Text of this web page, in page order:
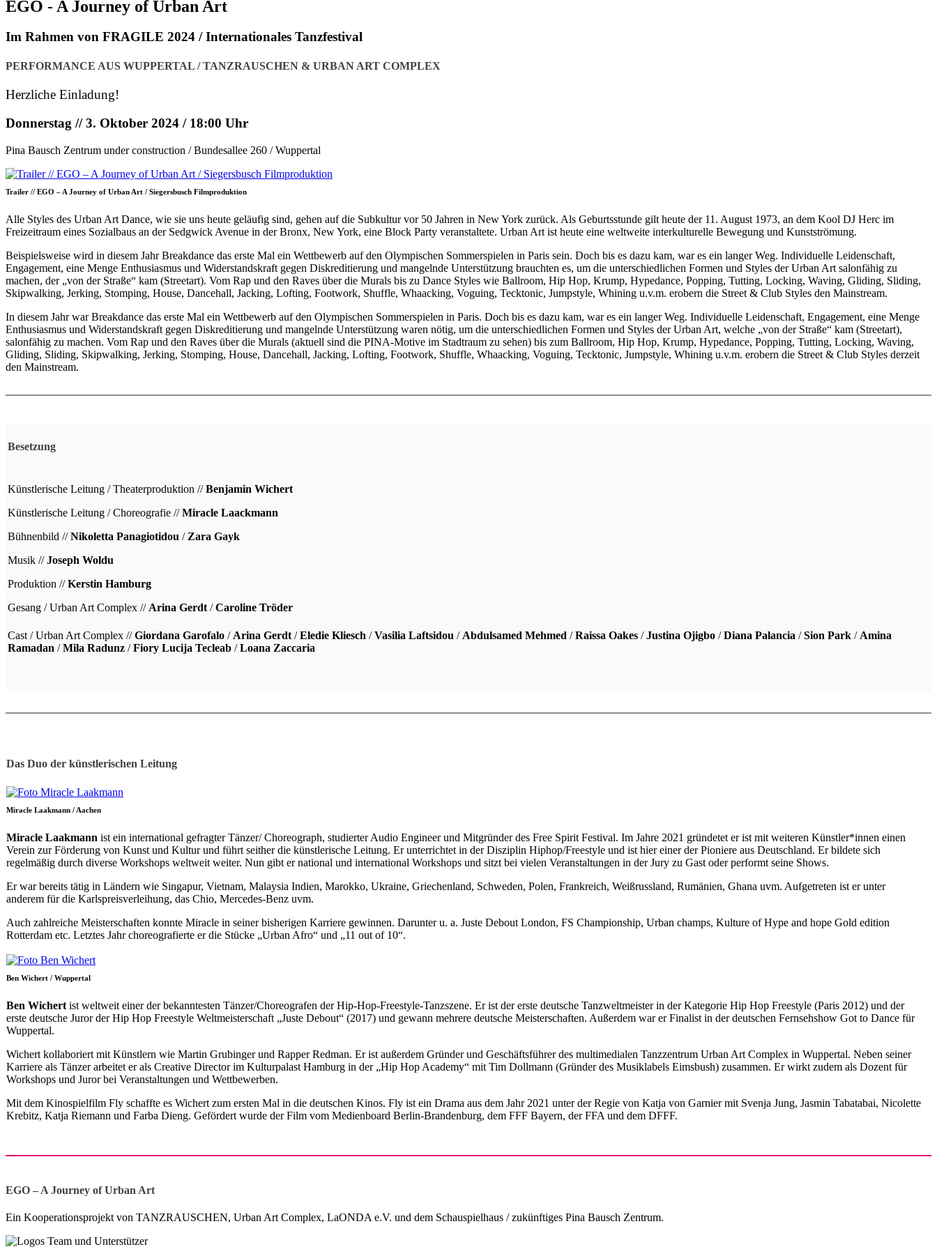
EGO - A Journey of Urban Art
Im Rahmen von FRAGILE 2024 / Internationales Tanzfestival
PERFORMANCE AUS WUPPERTAL / TANZRAUSCHEN & URBAN ART COMPLEX
Herzliche Einladung!
Donnerstag // 3. Oktober 2024 / 18:00 Uhr
Pina Bausch Zentrum under construction / Bundesallee 260 / Wuppertal
Trailer // EGO – A Journey of Urban Art / Siegersbusch Filmproduktion
Alle Styles des Urban Art Dance, wie sie uns heute geläufig sind, gehen auf die Subkultur vor 50 Jahren in New York zurück. Als Geburtsstunde gilt heute der 11. August 1973, an dem Kool DJ Herc im
Freizeitraum eines Sozialbaus an der Sedgwick Avenue in der Bronx, New York, eine Block Party veranstaltete. Urban Art ist heute eine weltweite interkulturelle Bewegung und Kunstströmung.
Beispielsweise wird in diesem Jahr Breakdance das erste Mal ein Wettbewerb auf den Olympischen Sommerspielen in Paris sein. Doch bis es dazu kam, war es ein langer Weg. Individuelle Leidenschaft,
Engagement, eine Menge Enthusiasmus und Widerstandskraft gegen Diskreditierung und mangelnde Unterstützung brauchten es, um die unterschiedlichen Formen und Styles der Urban Art salonfähig zu
machen, der „von der Straße“ kam (Streetart). Vom Rap und den Raves über die Murals bis zu Dance Styles wie Ballroom, Hip Hop, Krump, Hypedance, Popping, Tutting, Locking, Waving, Gliding, Sliding,
Skipwalking, Jerking, Stomping, House, Dancehall, Jacking, Lofting, Footwork, Shuffle, Whaacking, Voguing, Tecktonic, Jumpstyle, Whining u.v.m. erobern die Street & Club Styles den Mainstream.
In diesem Jahr war Breakdance das erste Mal ein Wettbewerb auf den Olympischen Sommerspielen in Paris. Doch bis es dazu kam, war es ein langer Weg. Individuelle Leidenschaft, Engagement, eine Menge
Enthusiasmus und Widerstandskraft gegen Diskreditierung und mangelnde Unterstützung waren nötig, um die unterschiedlichen Formen und Styles der Urban Art, welche „von der Straße“ kam (Streetart),
salonfähig zu machen. Vom Rap und den Raves über die Murals (aktuell sind die PINA-Motive im Stadtraum zu sehen) bis zum Ballroom, Hip Hop, Krump, Hypedance, Popping, Tutting, Locking, Waving,
Gliding, Sliding, Skipwalking, Jerking, Stomping, House, Dancehall, Jacking, Lofting, Footwork, Shuffle, Whaacking, Voguing, Tecktonic, Jumpstyle, Whining u.v.m. erobern die Street & Club Styles derzeit
den Mainstream.
Besetzung
Künstlerische Leitung / Theaterproduktion //Benjamin Wichert
Künstlerische Leitung / Choreografie //Miracle Laackmann
Bühnenbild //Nikoletta Panagiotidou /Zara Gayk
Musik //Joseph Woldu
Produktion //Kerstin Hamburg
Gesang / Urban Art Complex //Arina Gerdt/Caroline Tröder
Cast / Urban Art Complex //Giordana Garofalo /Arina Gerdt/Eledie Kliesch /Vasilia Laftsidou /Abdulsamed Mehmed /Raissa Oakes /Justina Ojigbo /Diana Palancia /Sion Park /Amina
Ramadan /Mila Radunz /Fiory Lucija Tecleab /Loana Zaccaria
Das Duo der künstlerischen Leitung
Miracle Laakmann / Aachen
Miracle Laakmann ist ein international gefragter Tänzer/ Choreograph, studierter Audio Engineer und Mitgründer des Free Spirit Festival. Im Jahre 2021 gründetet er ist mit weiteren Künstler*innen einen
Verein zur Förderung von Kunst und Kultur und führt seither die künstlerische Leitung. Er unterrichtet in der Disziplin Hiphop/Freestyle und ist hier einer der Pioniere aus Deutschland. Er bildete sich
regelmäßig durch diverse Workshops weltweit weiter. Nun gibt er national und international Workshops und sitzt bei vielen Veranstaltungen in der Jury zu Gast oder performt seine Shows.
Er war bereits tätig in Ländern wie Singapur, Vietnam, Malaysia Indien, Marokko, Ukraine, Griechenland, Schweden, Polen, Frankreich, Weißrussland, Rumänien, Ghana uvm. Aufgetreten ist er unter
anderem für die Karlspreisverleihung, das Chio, Mercedes-Benz uvm.
Auch zahlreiche Meisterschaften konnte Miracle in seiner bisherigen Karriere gewinnen. Darunter u. a. Juste Debout London, FS Championship, Urban champs, Kulture of Hype and hope Gold edition
Rotterdam etc. Letztes Jahr choreografierte er die Stücke „Urban Afro“ und „11 out of 10“.
Ben Wichert / Wuppertal
Ben Wichert ist weltweit einer der bekanntesten Tänzer/Choreografen der Hip-Hop-Freestyle-Tanzszene. Er ist der erste deutsche Tanzweltmeister in der Kategorie Hip Hop Freestyle (Paris 2012) und der
erste deutsche Juror der Hip Hop Freestyle Weltmeisterschaft „Juste Debout“ (2017) und gewann mehrere deutsche Meisterschaften. Außerdem war er Finalist in der deutschen Fernsehshow Got to Dance für
Wuppertal.
Wichert kollaboriert mit Künstlern wie Martin Grubinger und Rapper Redman. Er ist außerdem Gründer und Geschäftsführer des multimedialen Tanzzentrum Urban Art Complex in Wuppertal. Neben seiner
Karriere als Tänzer arbeitet er als Creative Director im Kulturpalast Hamburg in der „Hip Hop Academy“ mit Tim Dollmann (Gründer des Musiklabels Eimsbush) zusammen. Er wirkt zudem als Dozent für
Workshops und Juror bei Veranstaltungen und Wettbewerben.
Mit dem Kinospielfilm Fly schaffte es Wichert zum ersten Mal in die deutschen Kinos. Fly ist ein Drama aus dem Jahr 2021 unter der Regie von Katja von Garnier mit Svenja Jung, Jasmin Tabatabai, Nicolette
Krebitz, Katja Riemann und Farba Dieng. Gefördert wurde der Film vom Medienboard Berlin-Brandenburg, dem FFF Bayern, der FFA und dem DFFF.
EGO – A Journey of Urban Art
Ein Kooperationsprojekt von TANZRAUSCHEN, Urban Art Complex, LaONDA e.V. und dem Schauspielhaus / zukünftiges Pina Bausch Zentrum.